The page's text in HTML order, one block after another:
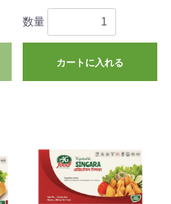
数量
カートに入れる